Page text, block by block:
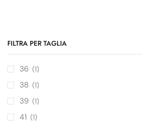
FILTRA PER TAGLIA
36 (1)
38 (1)
39 (1)
41 (1)